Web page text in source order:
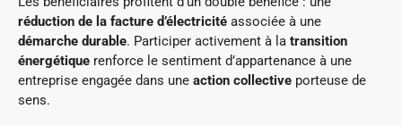
réduction de la facture d’électricité associée à une
démarche durable. Participer activement à la transition
énergétique renforce le sentiment d’appartenance à une
entreprise engagée dans une action collective porteuse de
sens.